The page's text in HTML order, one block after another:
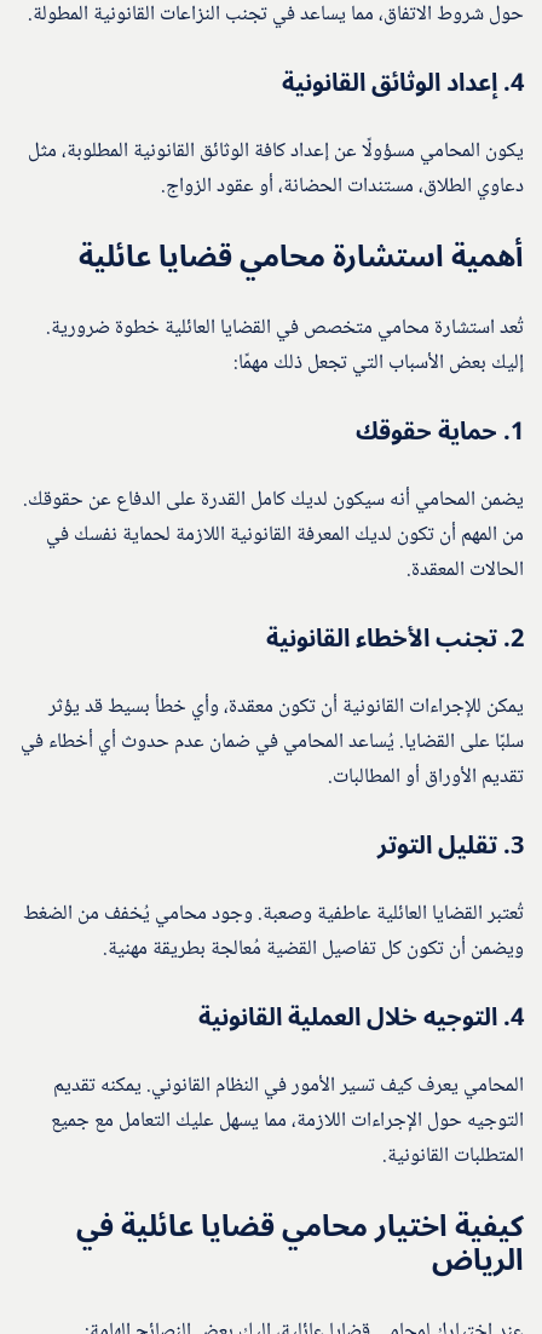
حول شروط الاتفاق، مما يساعد في تجنب النزاعات القانونية المطولة.
4. إعداد الوثائق القانونية
يكون المحامي مسؤولًا عن إعداد كافة الوثائق القانونية المطلوبة، مثل
دعاوي الطلاق، مستندات الحضانة، أو عقود الزواج.
أهمية استشارة محامي قضايا عائلية
تُعد استشارة محامي متخصص في القضايا العائلية خطوة ضرورية.
إليك بعض الأسباب التي تجعل ذلك مهمًا:
1. حماية حقوقك
يضمن المحامي أنه سيكون لديك كامل القدرة على الدفاع عن حقوقك.
من المهم أن تكون لديك المعرفة القانونية اللازمة لحماية نفسك في
الحالات المعقدة.
2. تجنب الأخطاء القانونية
يمكن للإجراءات القانونية أن تكون معقدة، وأي خطأ بسيط قد يؤثر
سلبًا على القضايا. يُساعد المحامي في ضمان عدم حدوث أي أخطاء في
تقديم الأوراق أو المطالبات.
3. تقليل التوتر
تُعتبر القضايا العائلية عاطفية وصعبة. وجود محامي يُخفف من الضغط
ويضمن أن تكون كل تفاصيل القضية مُعالجة بطريقة مهنية.
4. التوجيه خلال العملية القانونية
المحامي يعرف كيف تسير الأمور في النظام القانوني. يمكنه تقديم
التوجيه حول الإجراءات اللازمة، مما يسهل عليك التعامل مع جميع
المتطلبات القانونية.
كيفية اختيار محامي قضايا عائلية في
الرياض